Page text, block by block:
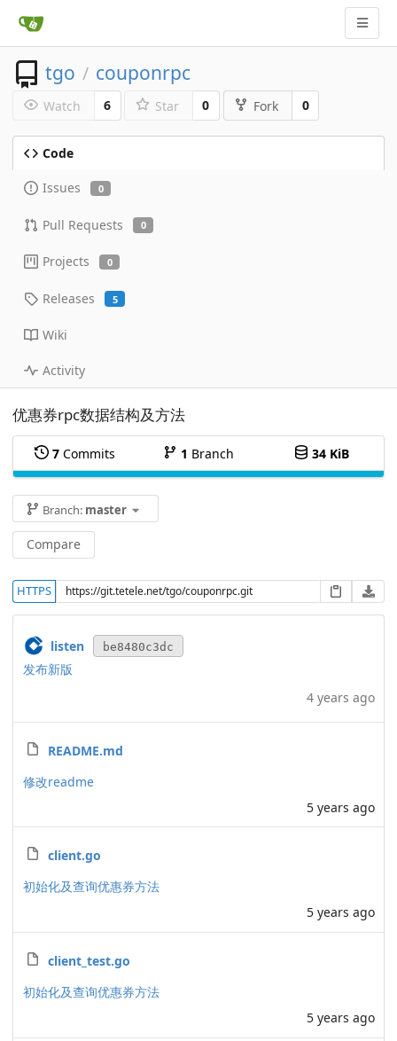
tgo / couponrpc
Watch 6 Star 0 Fork 0
Code
Issues 0
Pull Requests 0
Projects 0
Releases 5
Wiki
Activity
优惠券rpc数据结构及方法
7 Commits 1 Branch 34 KiB
Branch: master
Compare
HTTPS
listen be8480c3dc
发布新版
4 years ago
README.md
修改readme
5 years ago
client.go
初始化及查询优惠券方法
5 years ago
client_test.go
初始化及查询优惠券方法
5 years ago